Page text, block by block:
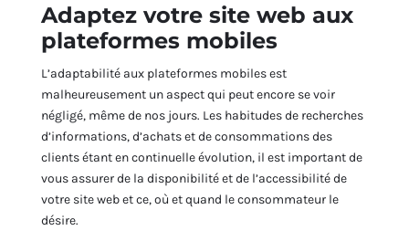
Adaptez votre site web aux
plateformes mobiles
L’adaptabilité aux plateformes mobiles est
malheureusement un aspect qui peut encore se voir
négligé, même de nos jours. Les habitudes de recherches
d’informations, d’achats et de consommations des
clients étant en continuelle évolution, il est important de
vous assurer de la disponibilité et de l’accessibilité de
votre site web et ce, où et quand le consommateur le
désire.